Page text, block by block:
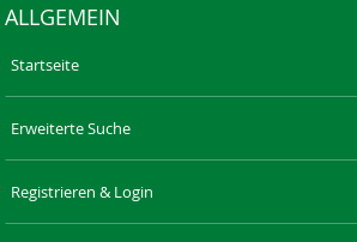
ALLGEMEIN
Startseite
Erweiterte Suche
Registrieren & Login